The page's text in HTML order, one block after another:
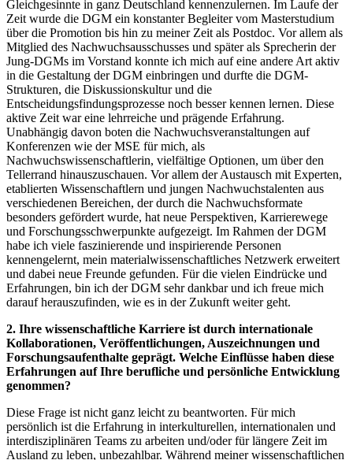
Gleichgesinnte in ganz Deutschland kennenzulernen. Im Laufe der
Zeit wurde die DGM ein konstanter Begleiter vom Masterstudium
über die Promotion bis hin zu meiner Zeit als Postdoc. Vor allem als
Mitglied des Nachwuchsausschusses und später als Sprecherin der
Jung-DGMs im Vorstand konnte ich mich auf eine andere Art aktiv
in die Gestaltung der DGM einbringen und durfte die DGM-
Strukturen, die Diskussionskultur und die
Entscheidungsfindungsprozesse noch besser kennen lernen. Diese
aktive Zeit war eine lehrreiche und prägende Erfahrung.
Unabhängig davon boten die Nachwuchsveranstaltungen auf
Konferenzen wie der MSE für mich, als
Nachwuchswissenschaftlerin, vielfältige Optionen, um über den
Tellerrand hinauszuschauen. Vor allem der Austausch mit Experten,
etablierten Wissenschaftlern und jungen Nachwuchstalenten aus
verschiedenen Bereichen, der durch die Nachwuchsformate
besonders gefördert wurde, hat neue Perspektiven, Karrierewege
und Forschungsschwerpunkte aufgezeigt. Im Rahmen der DGM
habe ich viele faszinierende und inspirierende Personen
kennengelernt, mein materialwissenschaftliches Netzwerk erweitert
und dabei neue Freunde gefunden. Für die vielen Eindrücke und
Erfahrungen, bin ich der DGM sehr dankbar und ich freue mich
darauf herauszufinden, wie es in der Zukunft weiter geht.
2. Ihre wissenschaftliche Karriere ist durch internationale
Kollaborationen, Veröffentlichungen, Auszeichnungen und
Forschungsaufenthalte geprägt. Welche Einflüsse haben diese
Erfahrungen auf Ihre berufliche und persönliche Entwicklung
genommen?
Diese Frage ist nicht ganz leicht zu beantworten. Für mich
persönlich ist die Erfahrung in interkulturellen, internationalen und
interdisziplinären Teams zu arbeiten und/oder für längere Zeit im
Ausland zu leben, unbezahlbar. Während meiner wissenschaftlichen